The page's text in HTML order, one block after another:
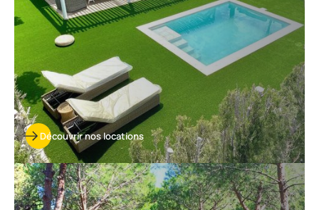
Découvrir nos locations
Découvrir
nos
emplacements